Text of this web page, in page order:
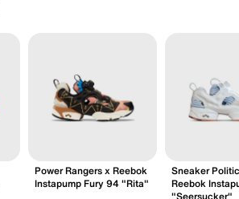
Power Rangers x Reebok
Instapump Fury 94 "Rita"
Sneaker
Reebok
"Seersucker"